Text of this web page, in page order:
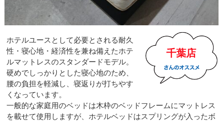
千葉店
ホテルユースとして必要とされる耐久
性・寝心地・経済性を兼ね備えたホテ
ルマットレスのスタンダードモデル。
硬めでしっかりとした寝心地のため、
腰の負担を軽減し、寝返りが打ちやす
くなっています。
一般的な家庭用のベッドは木枠のベッドフレームにマットレス
を載せて使用しますが、ホテルベッドはスプリングが入ったボ